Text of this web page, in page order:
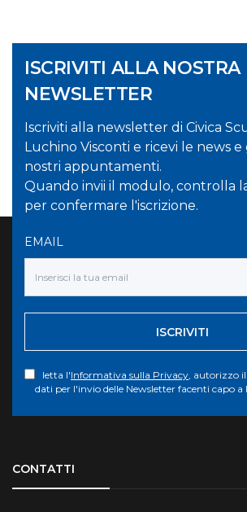
ISCRIVITI ALLA NOSTRA
NEWSLETTER
Iscriviti alla newsletter di Civica
Luchino Visconti e ricevi le news e
nostri appuntamenti.
Quando invii il modulo, controlla
per confermare l'iscrizione.
EMAIL
ISCRIVITI
letta l'Informativa sulla Privacy , autorizzo
dati per l'invio delle Newsletter facenti capo a
CONTATTI